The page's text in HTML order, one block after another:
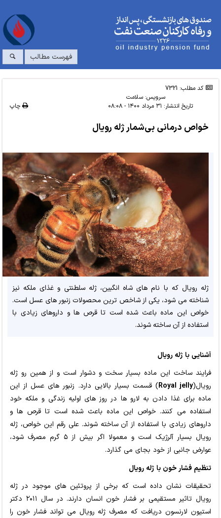
فهرست مطالب
کد مطلب: 7321
سرویس:سلامت
تاریخ انتشار: ۳۱ مرداد ۱۴۰۰ - ۰۸:۰۸ چاپ
خواص درمانی بی‌شمار ژله رویال
ژله رویال که با نام های شاه انگبین، ژله سلطنتی و غذای ملکه نیز
شناخته می شود، یکی از شاخص ترین محصولات زنبور های عسل است.
خواص این ماده باعث شده است تا قرص ها و داروهای زیادی با
استفاده از آن ساخته شوند.
آشنایی با ژله رویال
فرایند ساخت این ماده بسیار سخت و دشوار است و از همین رو ژله
رویال(Royal jelly) قسمت بسیار بالایی دارد. زنبور های عسل از این
ماده برای غذا دادن به لارو ها در روز های اولیه زندگی و ملکه خود
استفاده می کنند. خواص این ماده باعث شده است تا قرص ها و
داروهای زیادی با استفاده از آن ساخته شوند. علی رقم این خواص، ژله
رویال بسیار آلرژیک است و معمولا اگر بیش از ۵ گرم مصرف شود،
عوارض جانبی از خود بجای می گذارد.
تنظیم فشار خون با ژله رویال
تحقیقات نشان داده است که برخی از پروتئین های موجود در ژله
رویال تاثیر مستقیمی بر فشار خون انسان دارند. در سال ۲۰۱۱ دکتر
استیون لارنسون دریافت که مصرف ژله رویال می تواند فشار خون را